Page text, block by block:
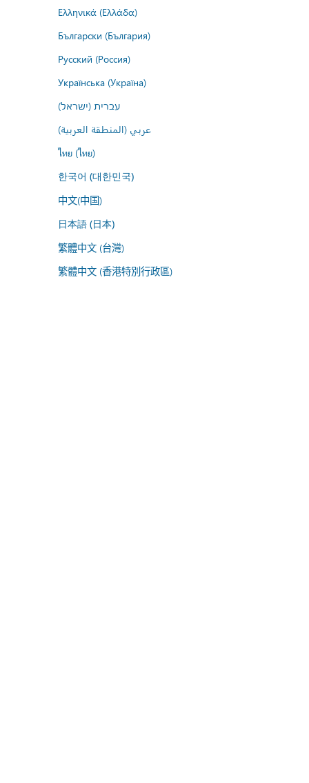
Ελληνικά (Ελλάδα)
Български (България)
Русский (Россия)
Українська (Україна)
עברית (ישראל)
عربي (المنطقة العربية)
ไทย (ไทย)
한국어 (대한민국)
中文(中国)
日本語 (日本)
繁體中文 (台灣)
繁體中文 (香港特別行政區)